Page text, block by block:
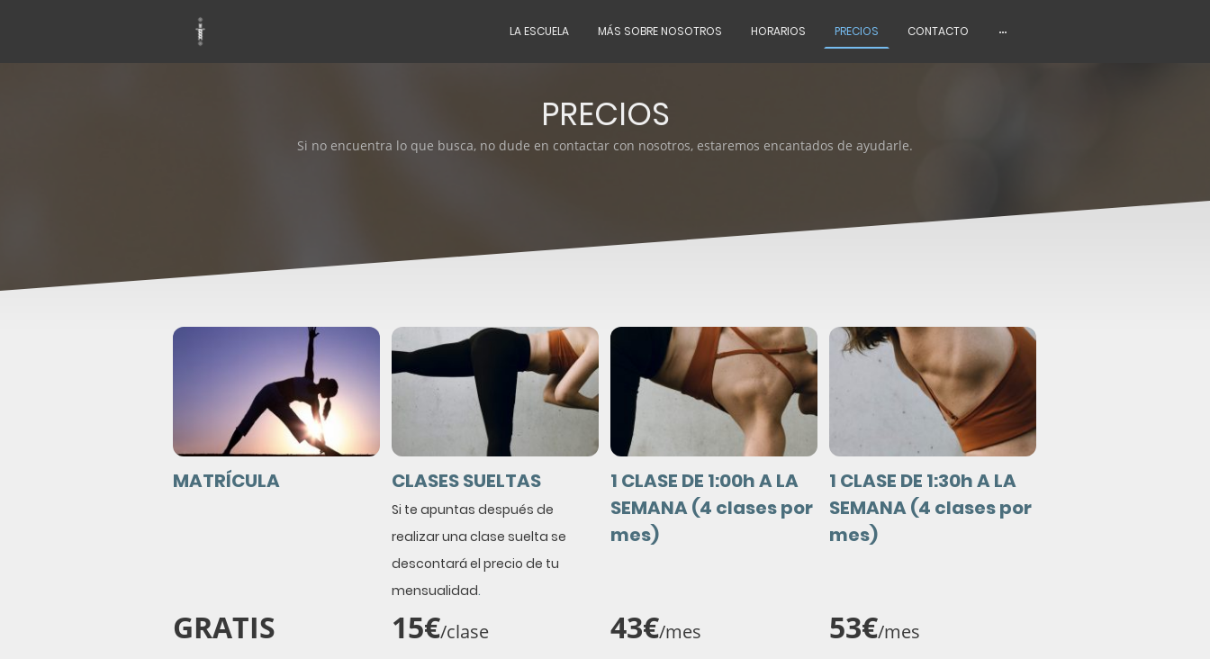
LA ESCUELA MÁS SOBRE NOSOTROS HORARIOS PRECIOS CONTACTO
PRECIOS
Si no encuentra lo que busca, no dude en contactar con nosotros, estaremos encantados de ayudarle.
CLASES SUELTAS
Si te apuntas después de
realizar una clase suelta se
descontará el precio de tu
mensualidad.
15€/clase
1 CLASE DE 1:00h A LA
SEMANA (4 clases por
mes)
43€/mes
1 CLASE DE 1:30h A LA
SEMANA (4 clases por
mes)
53€/mes
MATRÍCULA
GRATIS